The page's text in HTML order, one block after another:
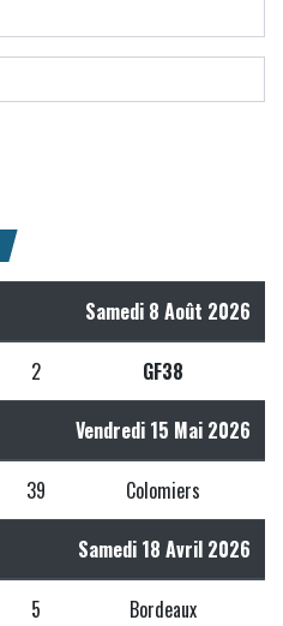
Samedi 8 Août 2026
2 GF38
Vendredi 15 Mai 2026
39 Colomiers
Samedi 18 Avril 2026
5 Bordeaux